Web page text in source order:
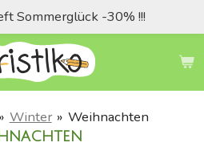
Sommerglück -30% !!!
» Winter » Weihnachten